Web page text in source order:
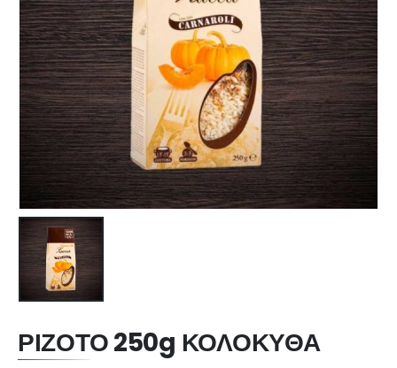
ΡΙΖΟΤΟ 250g ΚΟΛΟΚΥΘΑ